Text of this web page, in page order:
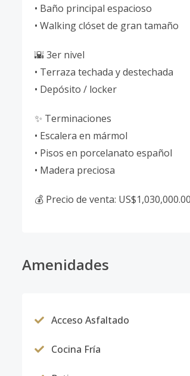
• Baño principal espacioso
• Walking clóset de gran tamaño
🌇 3er nivel
• Terraza techada y destechada
• Depósito / locker
✨ Terminaciones
• Escalera en mármol
• Pisos en porcelanato español
• Madera preciosa
💰 Precio de venta: US$1,030,000.00
Amenidades
Acceso Asfaltado
Cocina Fría